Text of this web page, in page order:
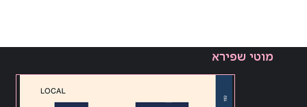
מוטי שפירא